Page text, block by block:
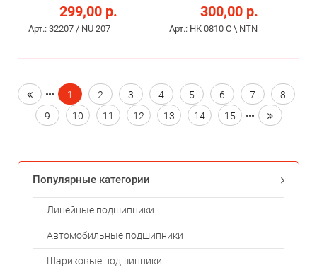
299,00 р.
Арт.: 32207 / NU 207
300,00 р.
Арт.: HK 0810 С \ NTN
1 2 3 4 5 6 7
8
9
10 11 12 13 14 15
Популярные категории
Линейные подшипники
Автомобильные подшипники
Шариковые подшипники